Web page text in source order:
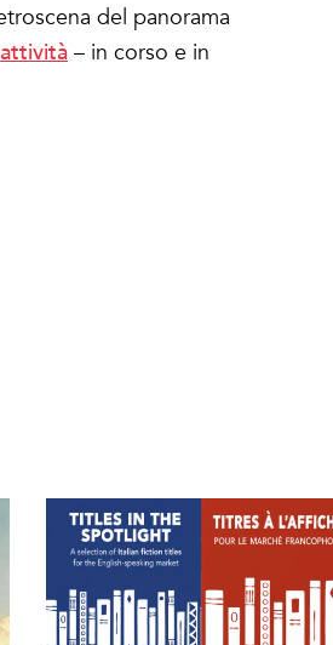
del panorama
attività – in corso e in